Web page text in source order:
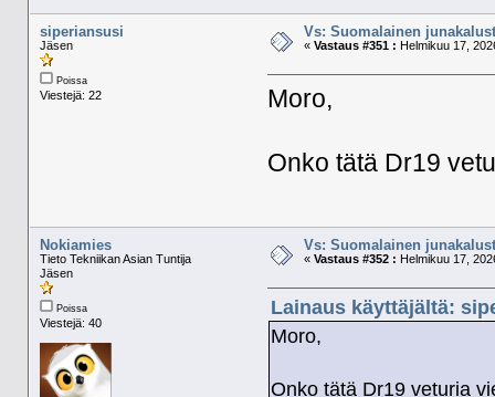
siperiansusi
Jäsen
Poissa
Viestejä: 22
Vs: Suomalainen
« Vastaus #351 : Helmikuu 17,
Moro,
Onko tätä Dr19
Nokiamies
Tieto Tekniikan Asian Tuntija
Jäsen
Poissa
Viestejä: 40
Vs: Suomalainen
« Vastaus #352 : Helmikuu 17,
Lainaus käyttäjältä:
Moro,
Onko tätä Dr19 veturia